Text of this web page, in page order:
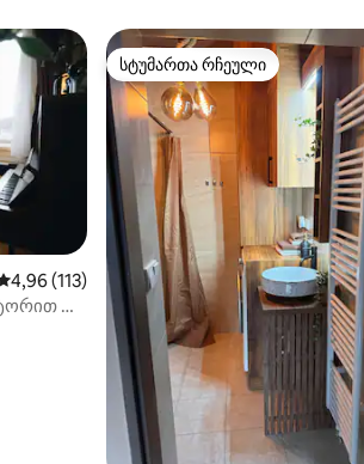
შეფასებაა 5‑დან 4,96, 113
4,96 (113)
და
სტუმართა რჩეული
სტუმართა რჩეული